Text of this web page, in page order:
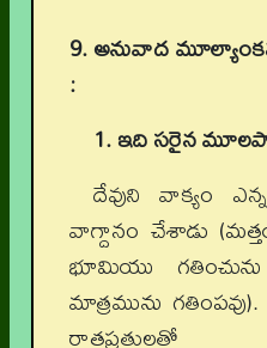
9. అనువాద
:
1. ఇది సరైన
దేవుని వాక్యం
వాగ్దానం చేశాడు
భూమియు
మాత్రమును
రాతప్రతులతో